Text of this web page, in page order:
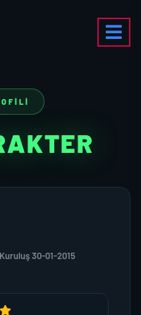
Kuruluş 30-01-2015